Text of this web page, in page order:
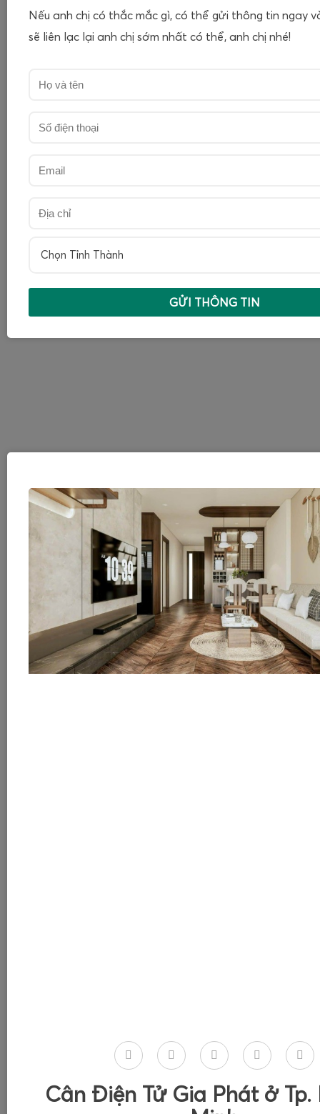
Nếu anh chị có thắc mắc gì, có thể gửi thông tin ngay
sẽ liên lạc lại anh chị sớm nhất có thể, anh chị nhé!
Chọn Tỉnh Thành
GỬI THÔNG TIN
Cân Điện Tử Gia Phát ở Tp.